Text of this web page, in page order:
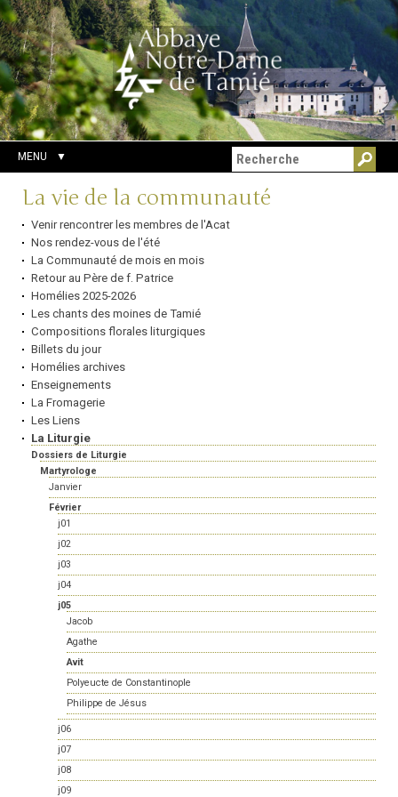
Aller
au
contenu.
|
Aller
à
la
navigation
Outils
personnels
Chercher par
Recherche
avancée…
MENU
Navigation
La vie de la communauté
Venir rencontrer les membres de l'Acat
Nos rendez-vous de l'été
La Communauté de mois en mois
Retour au Père de f. Patrice
Homélies 2025-2026
Les chants des moines de Tamié
Compositions florales liturgiques
Billets du jour
Homélies archives
Enseignements
La Fromagerie
Les Liens
La Liturgie
Dossiers de Liturgie
Martyrologe
Janvier
Février
j01
j02
j03
j04
j05
Jacob
Agathe
Avit
Polyeucte de Constantinople
Philippe de Jésus
j06
j07
j08
j09